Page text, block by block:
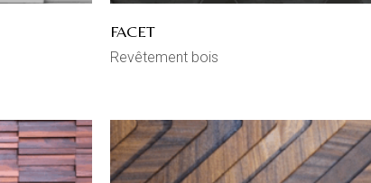
FACET
Revêtement bois